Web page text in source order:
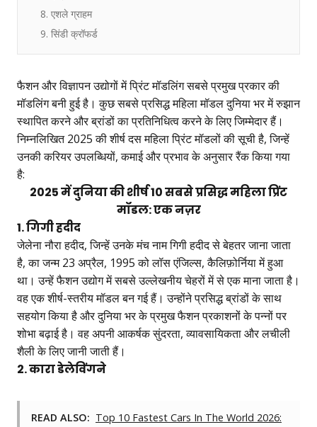
8. एशले ग्राहम
9. सिंडी क्रॉफर्ड
फैशन और विज्ञापन उद्योगों में प्रिंट मॉडलिंग सबसे प्रमुख प्रकार की
मॉडलिंग बनी हुई है। कुछ सबसे प्रसिद्ध महिला मॉडल दुनिया भर में रुझान
स्थापित करने और ब्रांडों का प्रतिनिधित्व करने के लिए जिम्मेदार हैं।
निम्नलिखित 2025 की शीर्ष दस महिला प्रिंट मॉडलों की सूची है, जिन्हें
उनकी करियर उपलब्धियों, कमाई और प्रभाव के अनुसार रैंक किया गया
है:
2025 में दुनिया की शीर्ष 10 सबसे प्रसिद्ध महिला प्रिंट
मॉडल: एक नज़र
1. गिगी हदीद
जेलेना नौरा हदीद, जिन्हें उनके मंच नाम गिगी हदीद से बेहतर जाना जाता
है, का जन्म 23 अप्रैल, 1995 को लॉस एंजिल्स, कैलिफ़ोर्निया में हुआ
था। उन्हें फैशन उद्योग में सबसे उल्लेखनीय चेहरों में से एक माना जाता है।
वह एक शीर्ष-स्तरीय मॉडल बन गई हैं। उन्होंने प्रसिद्ध ब्रांडों के साथ
सहयोग किया है और दुनिया भर के प्रमुख फैशन प्रकाशनों के पन्नों पर
शोभा बढ़ाई है। वह अपनी आकर्षक सुंदरता, व्यावसायिकता और लचीली
शैली के लिए जानी जाती हैं।
2. कारा डेलेविंगने
READ ALSO: Top 10 Fastest Cars In The World 2026: